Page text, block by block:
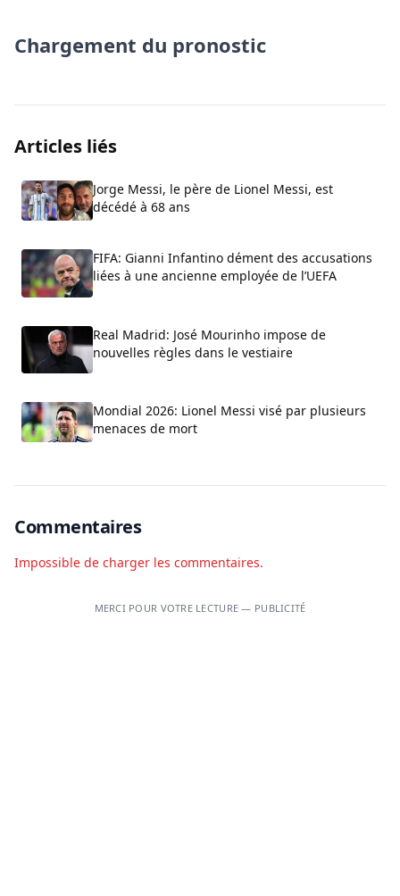
Chargement du pronostic
Articles liés
Jorge Messi, le père de Lionel Messi, est
décédé à 68 ans
FIFA: Gianni Infantino dément des accusations
liées à une ancienne employée de l’UEFA
Real Madrid: José Mourinho impose de
nouvelles règles dans le vestiaire
Mondial 2026: Lionel Messi visé par plusieurs
menaces de mort
Commentaires
Impossible de charger les commentaires.
MERCI POUR VOTRE LECTURE — PUBLICITÉ